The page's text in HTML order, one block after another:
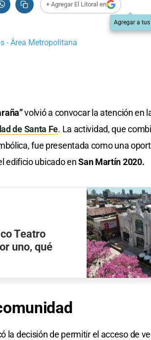
+ Agregar El Litoral en
Agregar a
- Área Metropolitana
volvió a convocar la atención en
de Santa Fe. La actividad, que
fue presentada como una
edificio ubicado enSan Martín 2020.
Teatro
uno, qué
la decisión de permitir el acceso de